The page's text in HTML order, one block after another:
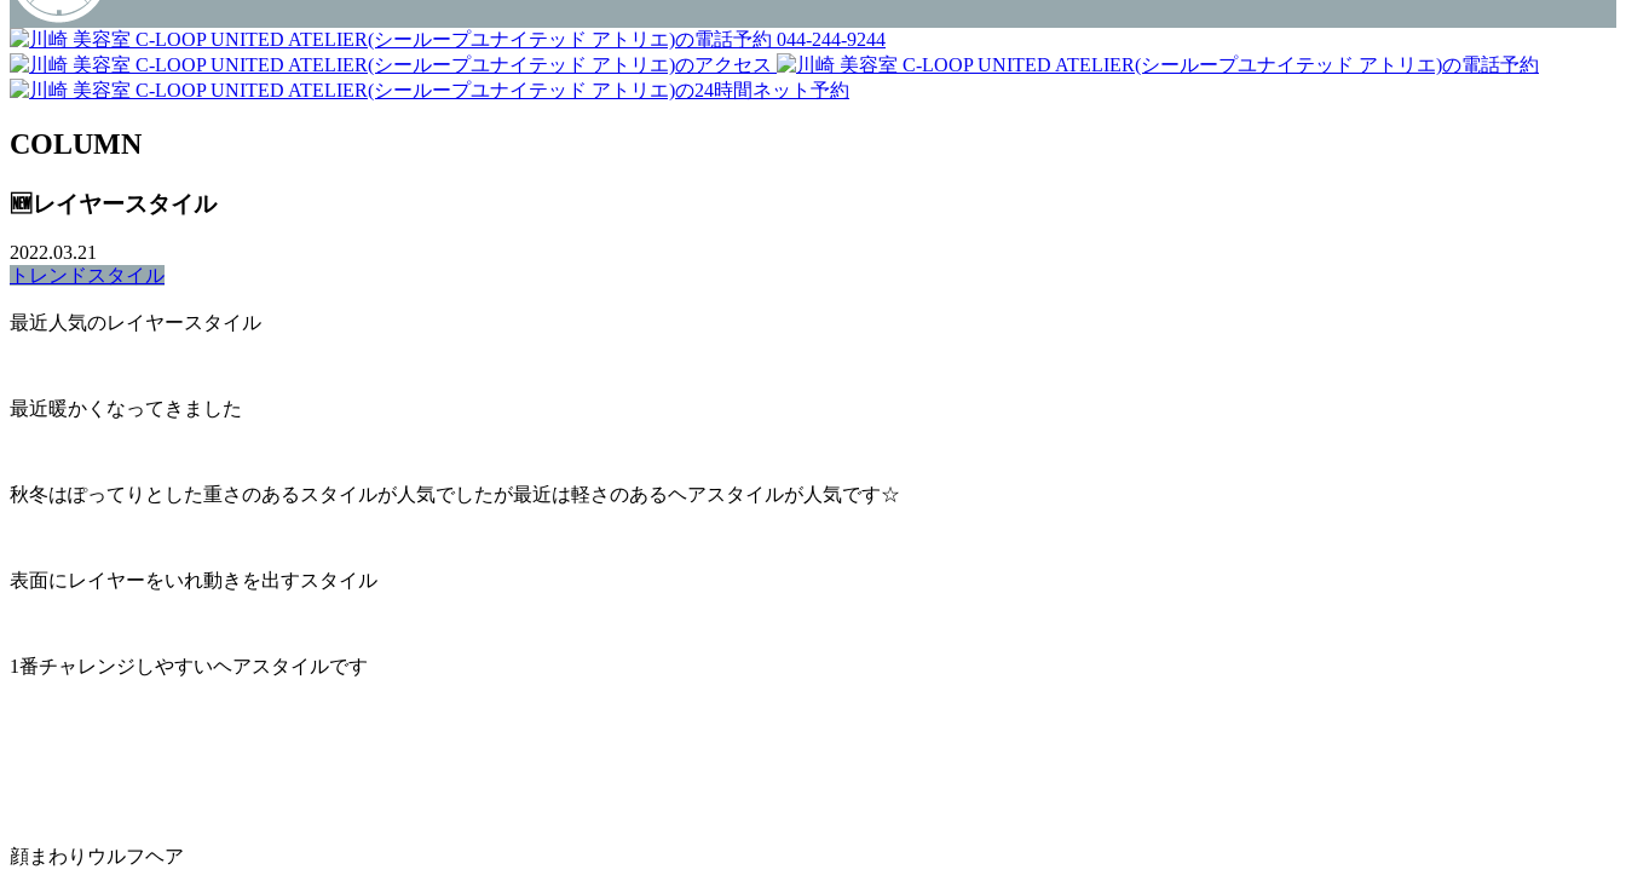
044-244-9244
COLUMN
🆕レイヤースタイル
2022.03.21
トレンドスタイル
最近人気のレイヤースタイル
最近暖かくなってきました
秋冬はぽってりとした重さのあるスタイルが人気でしたが最近は軽さのあるヘアスタイルが人気です☆
表面にレイヤーをいれ動きを出すスタイル
1番チャレンジしやすいヘアスタイルです
顔まわりウルフヘア